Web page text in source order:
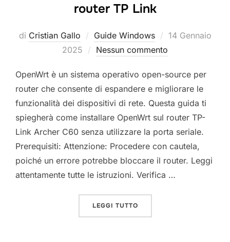
router TP Link
di Cristian Gallo Guide Windows
Pubblicato
14 Gennaio
2025
Nessun commento
OpenWrt è un sistema operativo open-source per
router che consente di espandere e migliorare le
funzionalità dei dispositivi di rete. Questa guida ti
spiegherà come installare OpenWrt sul router TP-
Link Archer C60 senza utilizzare la porta seriale.
Prerequisiti: Attenzione: Procedere con cautela,
poiché un errore potrebbe bloccare il router. Leggi
attentamente tutte le istruzioni. Verifica …
LEGGI TUTTO“COME INSTALLARE